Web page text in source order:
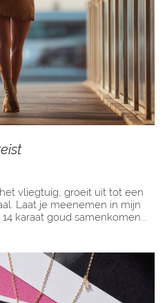
vliegtuig, groeit uit tot een
Laat je meenemen in mijn
karaat goud samenkomen...